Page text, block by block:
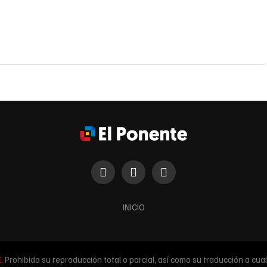
INICIO
. Prohibida su reproducción total o parcial, así como su traducción a